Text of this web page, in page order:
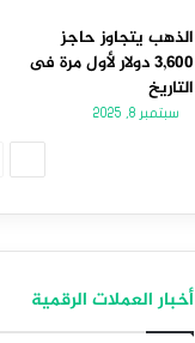
الذهب يتجاوز حاجز
3,600 دولار لأول مرة فى
التاريخ
سبتمبر 8, 2025
ة
أخبار العملات الرقمية